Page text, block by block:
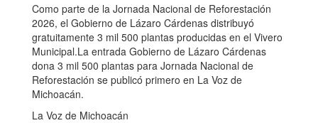
Como parte de la Jornada Nacional de Reforestación
2026, el Gobierno de Lázaro Cárdenas distribuyó
gratuitamente 3 mil 500 plantas producidas en el Vivero
Municipal.La entrada Gobierno de Lázaro Cárdenas
dona 3 mil 500 plantas para Jornada Nacional de
Reforestación se publicó primero en La Voz de
Michoacán.
La Voz de Michoacán